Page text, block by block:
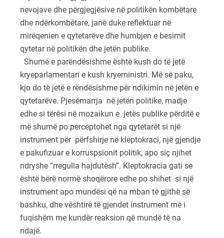
nevojave dhe përgjegjësive në politikën kombëtare
dhe ndërkombëtare, janë duke reflektuar në
mirëqenien e qytetarëve dhe humbjen e besimit
qytetar në politikën dhe jetën publike.
Shumë e parëndësishme është kush do të jetë
kryeparlamentari e kush kryeministri. Më së paku,
kjo do të jetë e rëndësishme për ndikimin në jetën e
qytetarëve. Pjesëmarrja në jetën politike, madje
edhe si tërësi në mozaikun e jetës publike përditë e
më shumë po perceptohet nga qytetarët si një
instrument për përfshirje në kleptokraci, një gjendje
e pakufizuar e korruspsionit politik, apo siç njihet
ndryshe “rregulla hajdutësh”. Kleptokracia gati se
është bërë normë shoqërore edhe po shihet si një
instrument apo mundësi që na mban të gjithë së
bashku, dhe vështirë të gjendet instrument më i
fuqishëm me kundër reaksion që mundë të na
ndajë.